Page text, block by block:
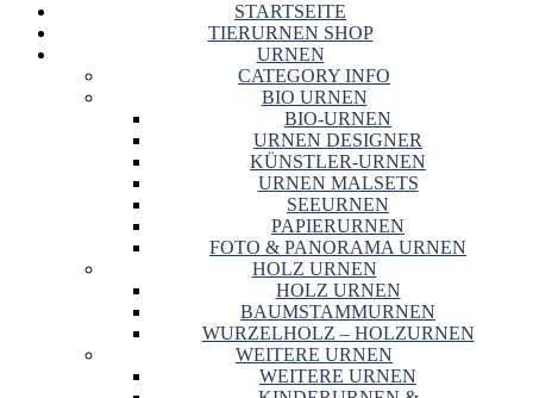
STARTSEITE
TIERURNEN SHOP
URNEN
CATEGORY INFO
BIO URNEN
BIO-URNEN
URNEN DESIGNER
KÜNSTLER-URNEN
URNEN MALSETS
SEEURNEN
PAPIERURNEN
FOTO & PANORAMA URNEN
HOLZ URNEN
HOLZ URNEN
BAUMSTAMMURNEN
WURZELHOLZ – HOLZURNEN
WEITERE URNEN
WEITERE URNEN